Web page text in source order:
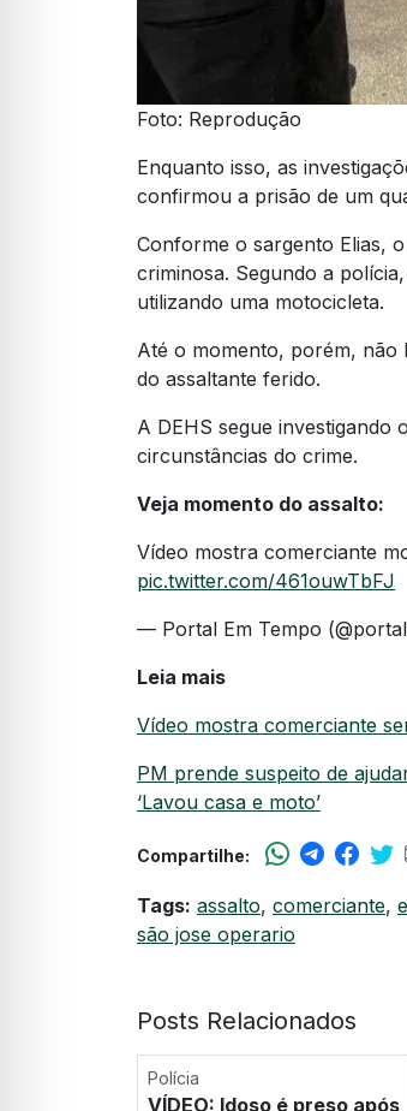
Foto: Reprodução
Enquanto isso, as
confirmou a prisão de um
Conforme o sargento Elias,
criminosa. Segundo a
utilizando uma motocicleta.
Até o momento, porém, não
do assaltante ferido.
A DEHS segue investigando
circunstâncias do crime.
Veja momento do assalto:
Vídeo mostra comerciante
pic.twitter.com/461ouwTbFJ
— Portal Em Tempo
Leia mais
Vídeo mostra comerciante
PM prende suspeito de
‘Lavou casa e moto’
Compartilhe:
Tags: assalto, comerciante,
são jose operario
Posts Relacionados
Polícia
VÍDEO: Idoso é preso após